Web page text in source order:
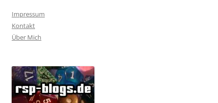
Impressum
Kontakt
Über Mich